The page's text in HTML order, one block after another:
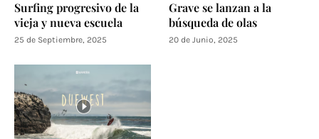
Surfing progresivo de la
vieja y nueva escuela
25 de Septiembre, 2025
Grave se lanzan a la
búsqueda de olas
20 de Junio, 2025